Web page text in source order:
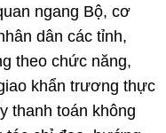
ngang Bộ, cơ
dân các tỉnh,
theo chức năng,
khẩn trương thực
thanh toán không